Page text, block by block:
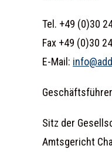
Tel. +49 (0)30
Fax +49 (0)30
E-Mail:
Sitz der
Amtsgericht